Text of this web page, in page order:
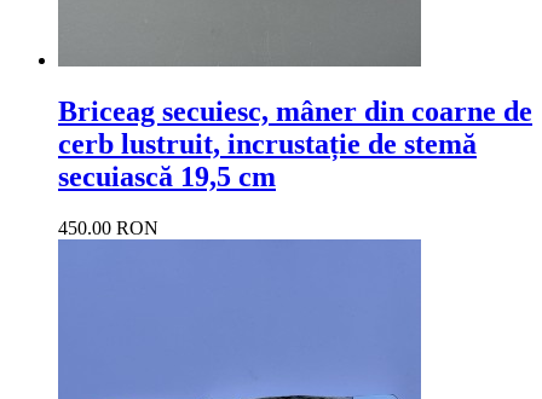
Briceag secuiesc, mâner din coarne de
cerb lustruit, incrustație de stemă
secuiască 19,5 cm
450.00 RON